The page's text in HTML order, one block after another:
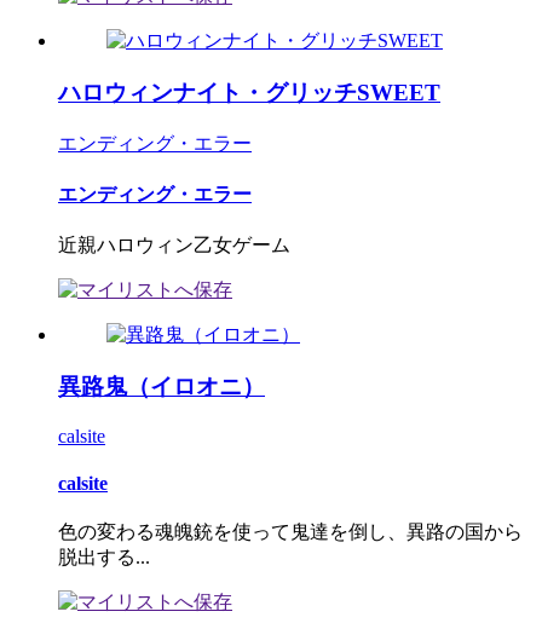
ハロウィンナイト・グリッチSWEET
エンディング・エラー
エンディング・エラー
近親ハロウィン乙女ゲーム
異路鬼（イロオニ）
calsite
calsite
色の変わる魂魄銃を使って鬼達を倒し、異路の国から
脱出する...